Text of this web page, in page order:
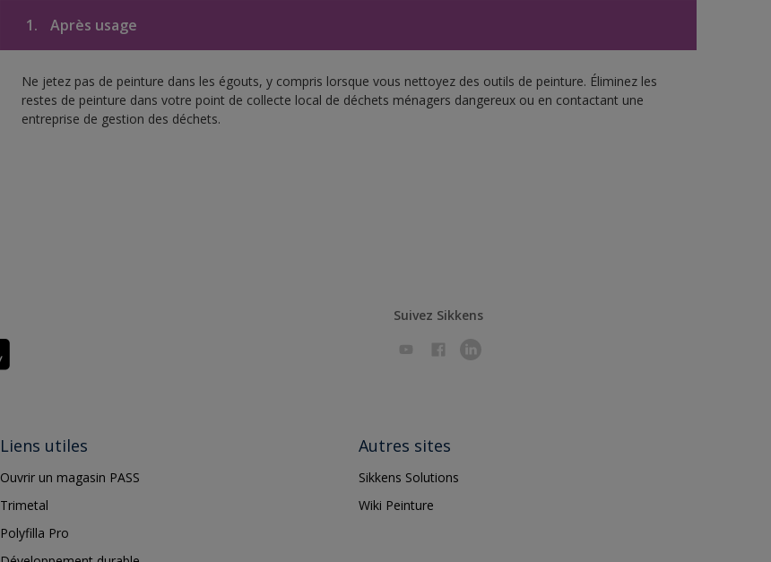
1. Après usage
Ne jetez pas de peinture dans les égouts, y compris lorsque vous nettoyez des outils de peinture. Éliminez les
restes de peinture dans votre point de collecte local de déchets ménagers dangereux ou en contactant une
entreprise de gestion des déchets.
Suivez Sikkens
Liens utiles
Ouvrir un magasin PASS
Trimetal
Polyfilla Pro
Autres sites
Sikkens Solutions
Wiki Peinture